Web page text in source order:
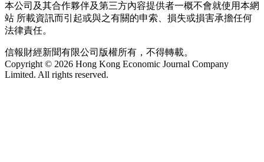
本公司及其合作夥伴及第三方內容提供者一概不會就使用本網
站 所載資訊而引起或與之有關的申索、損失或損害承擔任何
法律責任。
信報財經新聞有限公司版權所有，不得轉載。
Copyright © 2026 Hong Kong Economic Journal Company
Limited. All rights reserved.